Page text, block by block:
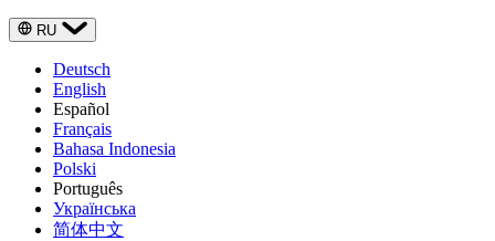
RU
Deutsch
English
Español
Français
Bahasa Indonesia
Polski
Português
Українська
简体中文